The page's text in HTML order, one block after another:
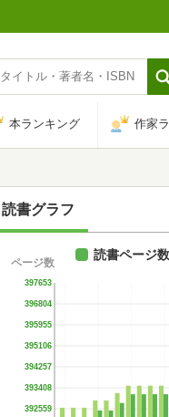
本ランキング 作家
読書グラフ
392559
393408
394257
395106
395955
396804
397653
ページ数
読書ページ数